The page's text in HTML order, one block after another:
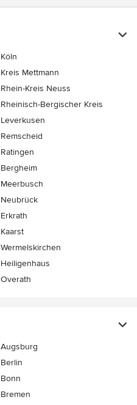
Köln
Kreis Mettmann
Rhein-Kreis Neuss
Rheinisch-Bergischer Kreis
Leverkusen
Remscheid
Ratingen
Bergheim
Meerbusch
Neubrück
Erkrath
Kaarst
Wermelskirchen
Heiligenhaus
Overath
Augsburg
Berlin
Bonn
Bremen